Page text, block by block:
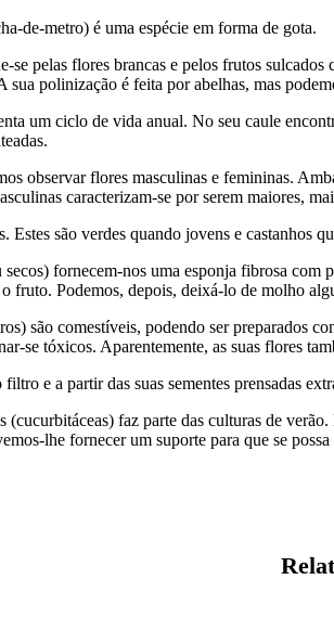
de-metro) é uma espécie em forma de gota.
pelas flores brancas e pelos frutos
sua polinização é feita por abelhas, mas
um ciclo de vida anual. No seu caule
observar flores masculinas e femininas.
caracterizam-se por serem maiores,
são verdes quando jovens e castanhos
fornecem-nos uma esponja fibrosa com
o fruto. Podemos, depois, deixá-lo de molho
são comestíveis, podendo ser preparados
se tóxicos. Aparentemente, as suas flores
e a partir das suas sementes prensadas
faz parte das culturas de
lhe fornecer um suporte para que se